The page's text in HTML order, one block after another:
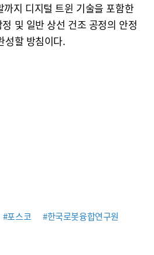
지 디지털 트윈 기술을 포함한
및 일반 상선 건조 공정의 안정
성할 방침이다.
#포스코
#한국로봇융합연구원